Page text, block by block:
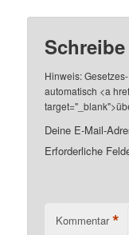
Hinweis:
automatisch <a
Deine E-Mail-
Erforderliche
Kommentar *